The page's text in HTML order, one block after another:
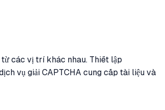
các vị trí khác nhau. Thiết lập
vụ giải CAPTCHA cung cấp tài liệu và